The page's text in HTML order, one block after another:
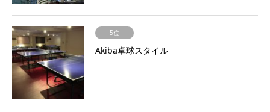
5位
Akiba卓球スタイル